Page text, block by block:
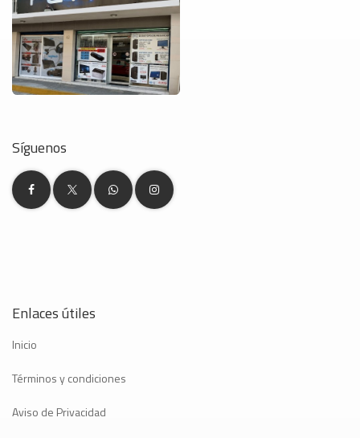
Síguenos
Enlaces útiles
Inicio
Términos y condiciones
Aviso de Privacidad